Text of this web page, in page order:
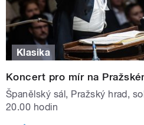
Klasika
Koncert pro mír na
Španělský sál, Pražský hrad,
20.00 hodin